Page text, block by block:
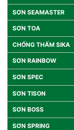
SƠN SEAMASTER
SƠN TOA
CHỐNG THẤM SIKA
SƠN RAINBOW
SƠN SPEC
SƠN TISON
SƠN BOSS
SƠN SPRING